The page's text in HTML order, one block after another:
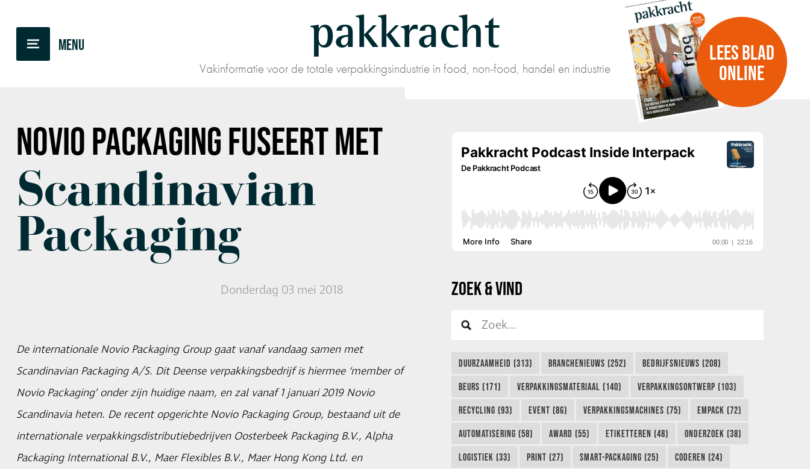
pakkracht
Vakinformatie voor de totale verpakkingsindustrie in food, non-food, handel en industrie
LEES BLAD
ONLINE
NOVIO PACKAGINGFUSEERT MET
Scandinavian
Packaging
Donderdag 03 mei 2018
De internationale Novio Packaging Group gaat vanaf vandaag samen met
Scandinavian Packaging A/S. Dit Deense verpakkingsbedrijf is hiermee ‘member of
Novio Packaging’ onder zijn huidige naam, en zal vanaf 1 januari 2019 Novio
Scandinavia heten. De recent opgerichte Novio Packaging Group, bestaand uit de
internationale verpakkingsdistributiebedrijven Oosterbeek Packaging B.V., Alpha
Packaging International B.V., Maer Flexibles B.V., Maer Hong Kong Ltd. en
ZOEK & VIND
DUURZAAMHEID (313) BRANCHENIEUWS (252) BEDRIJFSNIEUWS (208)
BEURS (171) VERPAKKINGSMATERIAAL (140) VERPAKKINGSONTWERP (103)
RECYCLING (93) EVENT (86) VERPAKKINGSMACHINES (75) EMPACK (72)
AUTOMATISERING (58) AWARD (55) ETIKETTEREN (48) ONDERZOEK (38)
LOGISTIEK (33) PRINT (27) SMART-PACKAGING (25) CODEREN (24)